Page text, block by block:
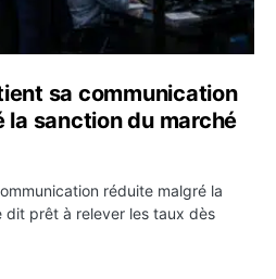
sa communication
la sanction du marché
réduite malgré la
dit prêt à relever les taux dès